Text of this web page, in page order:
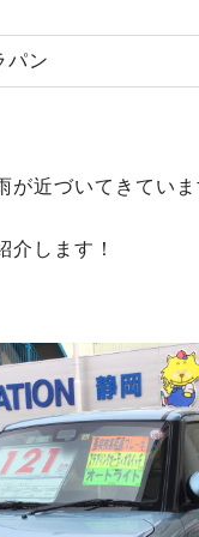
パン
が近づいてきてい
介します！